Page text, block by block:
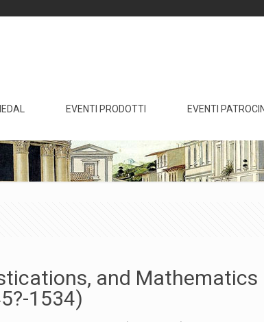
EVENTI PRODOTTI EVENTI
and Mathematics
1534)